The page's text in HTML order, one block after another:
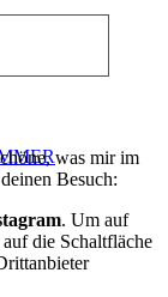
was mir im
Besuch:
. Um auf
die Schaltfläche